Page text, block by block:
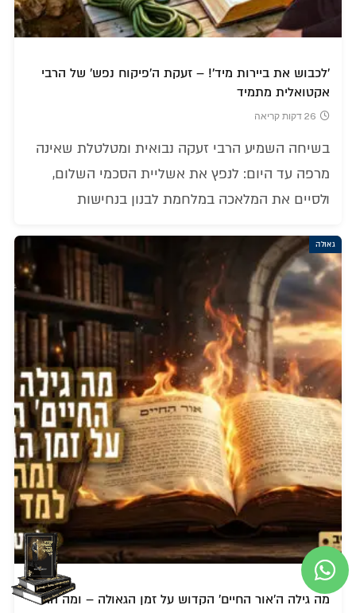
'לכבוש את ביירות מיד'! – זעקת ה'פיקוח נפש' של הרבי
אקטואלית מתמיד
26 דקות קריאה
בשיחה השמיע הרבי זעקה נבואית ומטלטלת שאינה
מרפה עד היום: לנפץ את אשליית הסכמי השלום,
ולסיים את המלאכה במלחמת לבנון בנחישות
גאולה
מה גילה ה'אור החיים' הקדוש על זמן הגאולה – ומה הרבי